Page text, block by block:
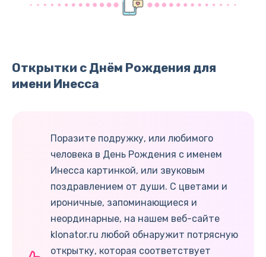
Открытки с Днём Рождения для
имени Инесса
Поразите подружку, или любимого
человека в День Рождения с именем
Инесса картинкой, или звуковым
поздравлением от души. С цветами и
ироничные, запоминающиеся и
неординарные, на нашем веб-сайте
klonator.ru любой обнаружит потрясную
открытку, которая соответствует